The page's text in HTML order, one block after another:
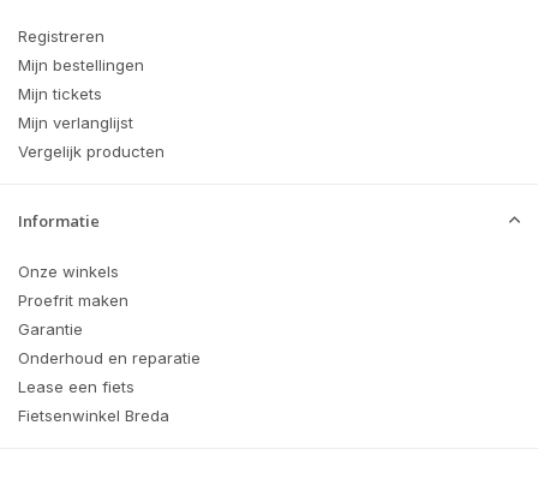
Registreren
Mijn bestellingen
Mijn tickets
Mijn verlanglijst
Vergelijk producten
Informatie
Onze winkels
Proefrit maken
Garantie
Onderhoud en reparatie
Lease een fiets
Fietsenwinkel Breda